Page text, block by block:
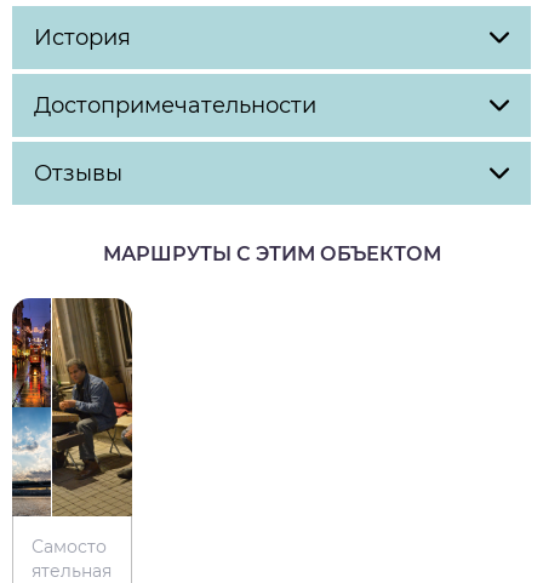
История
Достопримечательности
Отзывы
МАРШРУТЫ С ЭТИМ ОБЪЕКТОМ
Самосто
ятельная